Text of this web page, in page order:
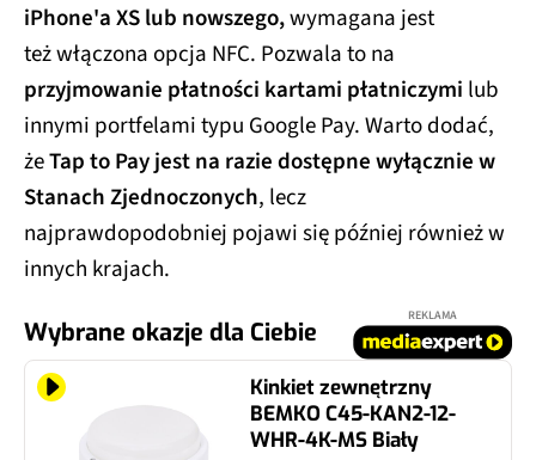
iPhone'a XS lub nowszego,wymagana jest
też włączona opcja NFC. Pozwala to na
przyjmowanie płatności kartami płatniczymi lub
innymi portfelami typu Google Pay. Warto dodać,
żeTap to Pay jest na razie dostępne wyłącznie w
Stanach Zjednoczonych, lecz
najprawdopodobniej pojawi się później również w
innych krajach.
Wybrane okazje dla Ciebie
REKLAMA
Kinkiet zewnętrzny
BEMKO C45-KAN2-12-
WHR-4K-MS Biały